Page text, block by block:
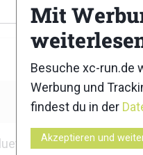
Mit
Besuche xc-run.de
Werbung und
findest du in der
Akzeptieren und